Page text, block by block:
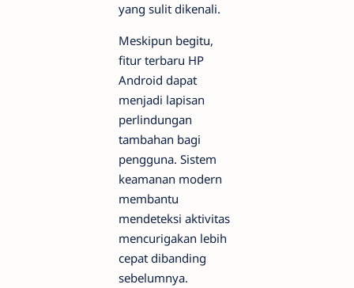
yang sulit dikenali.
Meskipun begitu,
fitur terbaru HP
Android dapat
menjadi lapisan
perlindungan
tambahan bagi
pengguna. Sistem
keamanan modern
membantu
mendeteksi aktivitas
mencurigakan lebih
cepat dibanding
sebelumnya.